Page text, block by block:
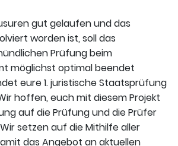
gut gelaufen und das
worden ist, soll das
Prüfung beim
möglichst optimal beendet
eure 1. juristische Staatsprüfung
hoffen, euch mit diesem Projekt
auf die Prüfung und die Prüfer
setzen auf die Mithilfe aller
das Angebot an aktuellen